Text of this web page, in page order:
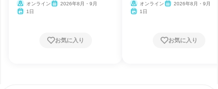
オンライン
2026年8月・9月
1日
お気に入り
オンライン
2026年8月・9月
1日
お気に入り